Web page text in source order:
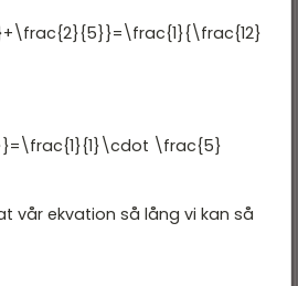
\frac{5}
vår ekvation så lång vi kan så